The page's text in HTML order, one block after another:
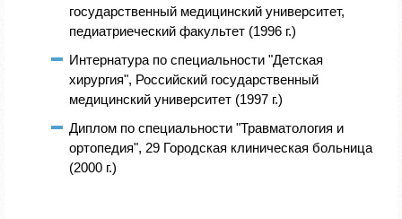
государственный медицинский университет,
педиатриеческий факультет (1996 г.)
Интернатура по специальности "Детская
хирургия", Российский государственный
медицинский университет (1997 г.)
Диплом по специальности "Травматология и
ортопедия", 29 Городская клиническая больница
(2000 г.)